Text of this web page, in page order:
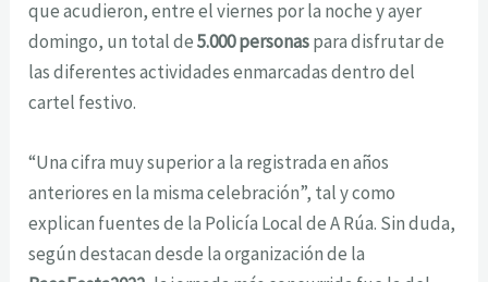
que acudieron, entre el viernes por la noche y ayer
domingo, un total de5.000 personaspara disfrutar de
las diferentes actividades enmarcadas dentro del
cartel festivo.
“Una cifra muy superior a la registrada en años
anteriores en la misma celebración”, tal y como
explican fuentes de la Policía Local de A Rúa. Sin duda,
según destacan desde la organización de la